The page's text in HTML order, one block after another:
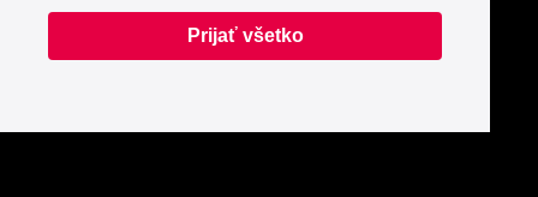
Prijať všetko